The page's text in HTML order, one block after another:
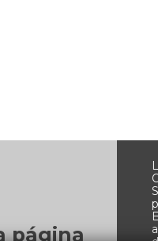
página